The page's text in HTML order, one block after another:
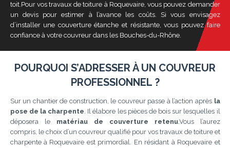
toit.Pour vos travaux de toiture à Roquevaire, vous pouvez demander
un devis pour estimer à l’avance les coûts. Si vous envisagez
d’installer une couverture étanche et résistante, vous pouvez faire
confiance à votre couvreur dans les Bouches-du-Rhône.
POURQUOI S’ADRESSER À UN COUVREUR
PROFESSIONNEL ?
Sur un chantier de construction, le couvreur passe à l’action après la
pose de la charpente. Il élabore les pièces de bois sur lesquelles il
déposera le matériau de couverture retenu.Vous l’aurez
compris, le choix d’un couvreur qualifié pour vos travaux de toiture et
charpente à Roquevaire est primordial. En résidant à Roquevaire et